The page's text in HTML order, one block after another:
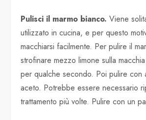
Pulisci il marmo bianco.Viene
utilizzato in cucina, e per questo
macchiarsi facilmente. Per pulire il
strofinare mezzo limone sulla
per qualche secondo. Poi pulire con
aceto. Potrebbe essere necessario
trattamento più volte. Pulire con un